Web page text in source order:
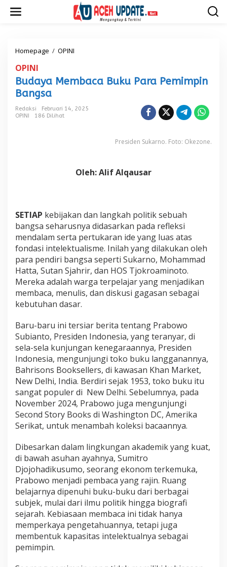
Homepage / OPINI
a
y
M
B
u
a
r
P
e
m
i
m
p
i
n
a
n
g
s
a
OPINI
Budaya Membaca Buku Para Pemimpin
Bangsa
Redaksi
Februari 14, 2025
OPINI
186 Dilihat
Presiden Sukarno. Foto: Okezone.
Oleh: Alif Alqausar
SETIAP kebijakan dan langkah politik sebuah
bangsa seharusnya didasarkan pada refleksi
mendalam serta pertukaran ide yang luas atas
fondasi intelektualisme. Inilah yang dilakukan oleh
para pendiri bangsa seperti Sukarno, Mohammad
Hatta, Sutan Sjahrir, dan HOS Tjokroaminoto.
Mereka adalah warga terpelajar yang menjadikan
membaca, menulis, dan diskusi gagasan sebagai
kebutuhan dasar.
Baru-baru ini tersiar berita tentang Prabowo
Subianto, Presiden Indonesia, yang teranyar, di
sela-sela kunjungan kenegaraannya, Presiden
Indonesia, mengunjungi toko buku langganannya,
Bahrisons Booksellers, di kawasan Khan Market,
New Delhi, India. Berdiri sejak 1953, toko buku itu
sangat populer di New Delhi. Sebelumnya, pada
November 2024, Prabowo juga mengunjungi
Second Story Books di Washington DC, Amerika
Serikat, untuk menambah koleksi bacaannya.
Dibesarkan dalam lingkungan akademik yang kuat,
di bawah asuhan ayahnya, Sumitro
Djojohadikusumo, seorang ekonom terkemuka,
Prabowo menjadi pembaca yang rajin. Ruang
belajarnya dipenuhi buku-buku dari berbagai
subjek, mulai dari ilmu politik hingga biografi
sejarah. Kebiasaan membaca ini tidak hanya
memperkaya pengetahuannya, tetapi juga
membentuk kapasitas intelektualnya sebagai
pemimpin.